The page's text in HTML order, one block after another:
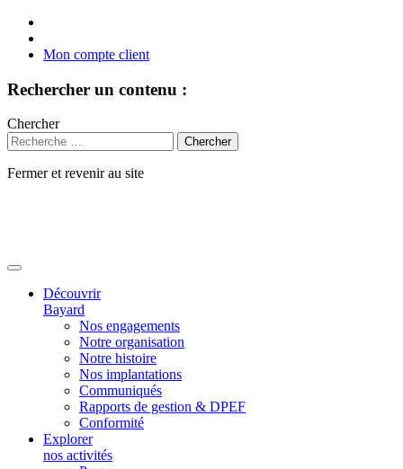
Mon compte client
Rechercher un contenu :
Chercher
Fermer et revenir au site
Découvrir
Bayard
Nos engagements
Notre organisation
Notre histoire
Nos implantations
Communiqués
Rapports de gestion & DPEF
Conformité
Explorer
nos activités